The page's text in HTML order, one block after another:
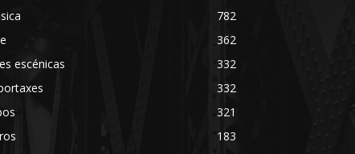
782
362
escénicas
332
332
321
183